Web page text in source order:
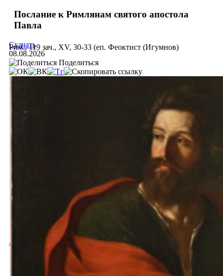
Послание к Римлянам святого апостола
Павла
Рим., 119 зач., XV, 30-33 (еп. Феоктист (Игумнов)
Скачать
08.08.2026
Поделиться